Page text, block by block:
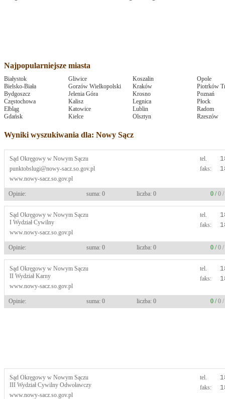
Najpopularniejsze miasta
Białystok
Bielsko-Biała
Bydgoszcz
Częstochowa
Elbląg
Gdańsk
Gliwice
Gorzów Wielkopolski
Jelenia Góra
Kalisz
Katowice
Kielce
Koszalin
Kraków
Krosno
Legnica
Lublin
Olsztyn
Opole
Piotrków
Poznań
Płock
Radom
Rzeszów
Wyniki wyszukiwania dla: Nowy Sącz
Sąd Okręgowy w Nowym Sączu
punktobslugi@nowy-sacz.so.gov.pl
www.nowy-sacz.so.gov.pl
tel.
faks:
Opinie: suma: 0 liczba: 0 0 /0 /
Sąd Okręgowy w Nowym Sączu
I Wydział Cywilny
www.nowy-sacz.so.gov.pl
tel.
faks:
Opinie: suma: 0 liczba: 0 0 /0 /
Sąd Okręgowy w Nowym Sączu
II Wydział Karny
www.nowy-sacz.so.gov.pl
tel.
faks:
Opinie: suma: 0 liczba: 0 0 /0 /
Sąd Okręgowy w Nowym Sączu
III Wydział Cywilny Odwoławczy
www.nowy-sacz.so.gov.pl
tel.
faks: